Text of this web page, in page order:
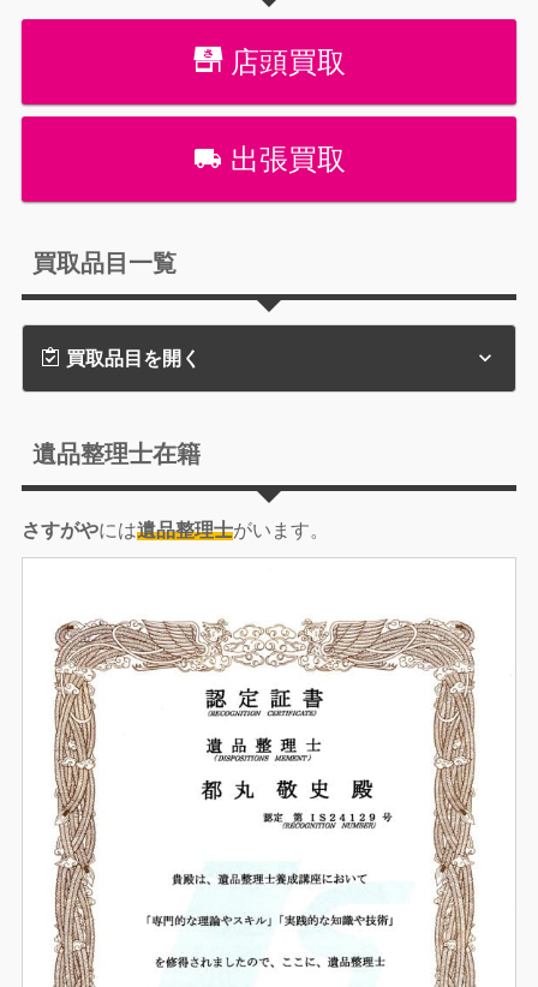
店頭買取
出張買取
買取品目一覧
買取品目を開く
遺品整理士在籍
さすがやには遺品整理士がいます。